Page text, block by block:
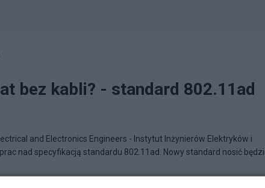
bez kabli? - standard 802.11ad
and Electronics Engineers - Instytut Inżynierów Elektryków i
nad specyfikacją standardu 802.11ad. Nowy standard nosić